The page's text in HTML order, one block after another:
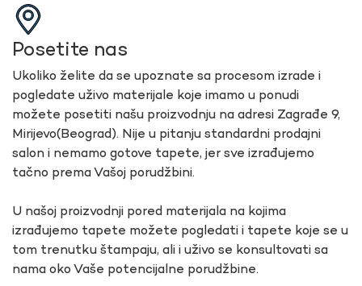
Posetite nas
Ukoliko želite da se upoznate sa procesom izrade i
pogledate uživo materijale koje imamo u ponudi
možete posetiti našu proizvodnju na adresi Zagrađe 9,
Mirijevo(Beograd). Nije u pitanju standardni prodajni
salon i nemamo gotove tapete, jer sve izrađujemo
tačno prema Vašoj porudžbini.
U našoj proizvodnji pored materijala na kojima
izrađujemo tapete možete pogledati i tapete koje se u
tom trenutku štampaju, ali i uživo se konsultovati sa
nama oko Vaše potencijalne porudžbine.